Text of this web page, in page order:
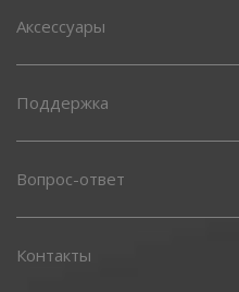
Аксессуары
Поддержка
Вопрос-ответ
Контакты